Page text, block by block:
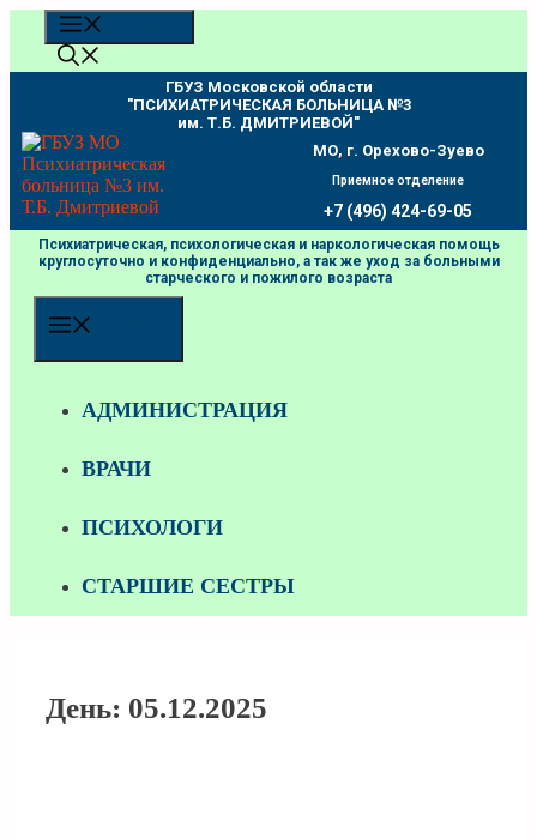
Перейти
содержимому
ГБУЗ Московской области
"ПCИХИАТРИЧЕСКАЯ БОЛЬНИЦА №3
им. Т.Б. ДМИТРИЕВОЙ"
МО, г. Орехово-Зуево
Приемное отделение
+7 (496) 424-69-05
Психиатрическая, психологическая и наркологическая помощь
круглосуточно и конфиденциально, а так же уход за больными
старческого и пожилого возраста
АДМИНИСТРАЦИЯ
ВРАЧИ
ПСИХОЛОГИ
СТАРШИЕ СЕСТРЫ
День: 05.12.2025